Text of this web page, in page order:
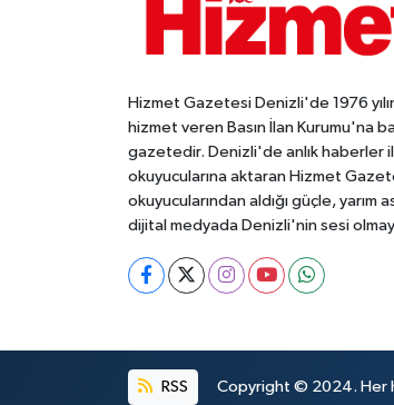
Hizmet Gazetesi Denizli'de 1976
hizmet veren Basın İlan Kurumu'na
gazetedir. Denizli'de anlık haberler
okuyucularına aktaran Hizmet
okuyucularından aldığı güçle, yarım
dijital medyada Denizli'nin sesi
RSS Copyright © 2024. Her